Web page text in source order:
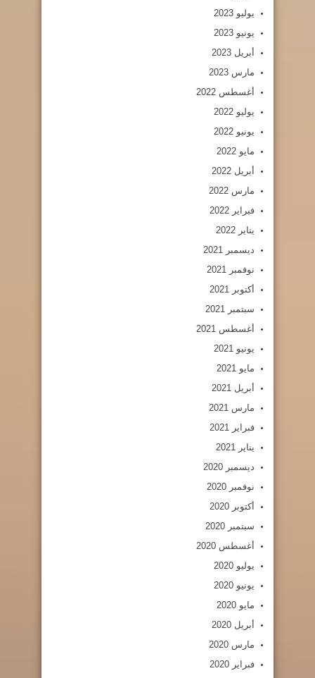
يوليو 2023
يونيو 2023
أبريل 2023
مارس 2023
أغسطس 2022
يوليو 2022
يونيو 2022
مايو 2022
أبريل 2022
مارس 2022
فبراير 2022
يناير 2022
ديسمبر 2021
نوفمبر 2021
أكتوبر 2021
سبتمبر 2021
أغسطس 2021
يونيو 2021
مايو 2021
أبريل 2021
مارس 2021
فبراير 2021
يناير 2021
ديسمبر 2020
نوفمبر 2020
أكتوبر 2020
سبتمبر 2020
أغسطس 2020
يوليو 2020
يونيو 2020
مايو 2020
أبريل 2020
مارس 2020
فبراير 2020